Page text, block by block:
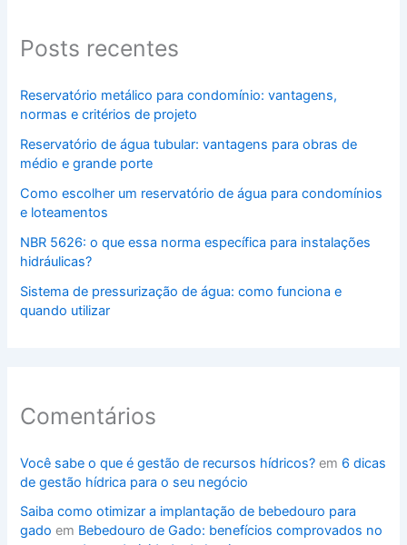
Posts recentes
Reservatório metálico para condomínio: vantagens,
normas e critérios de projeto
Reservatório de água tubular: vantagens para obras de
médio e grande porte
Como escolher um reservatório de água para condomínios
e loteamentos
NBR 5626: o que essa norma específica para instalações
hidráulicas?
Sistema de pressurização de água: como funciona e
quando utilizar
Comentários
Você sabe o que é gestão de recursos hídricos? em 6 dicas
de gestão hídrica para o seu negócio
Saiba como otimizar a implantação de bebedouro para
gado em Bebedouro de Gado: benefícios comprovados no